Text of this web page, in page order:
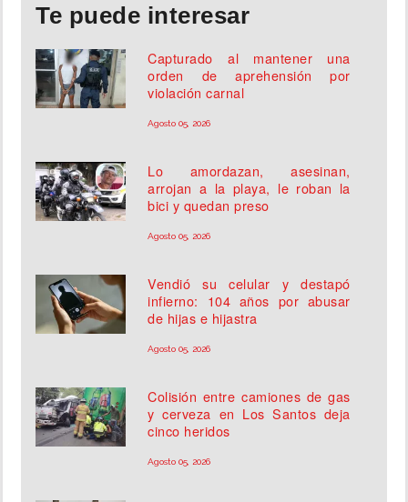
Te puede interesar
Capturado al mantener una
orden de aprehensión por
violación carnal
Agosto 05, 2026
Lo amordazan, asesinan,
arrojan a la playa, le roban la
bici y quedan preso
Agosto 05, 2026
Vendió su celular y destapó
infierno: 104 años por abusar
de hijas e hijastra
Agosto 05, 2026
Colisión entre camiones de gas
y cerveza en Los Santos deja
cinco heridos
Agosto 05, 2026